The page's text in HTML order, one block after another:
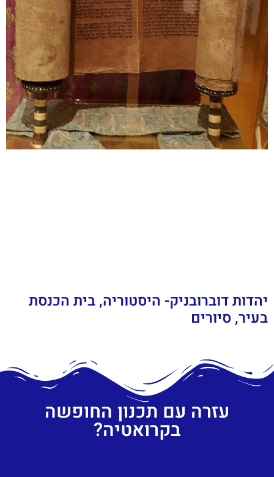
יהדות דוברובניק- היסטוריה, בית הכנסת
בעיר, סיורים
עזרה עם תכנון החופשה
בקרואטיה?